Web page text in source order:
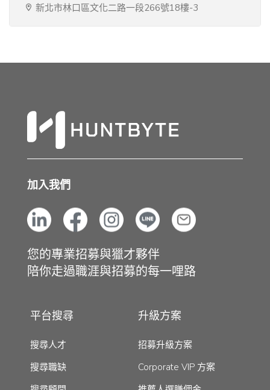
新北市林口區文化二路一段266號18樓-3
加入我們
您的專業招募與獵才夥伴
陪你走過職涯與招募的每一哩路
平台搜尋
搜尋人才
搜尋職缺
升級方案
招募升級方案
Corporate VIP 方案